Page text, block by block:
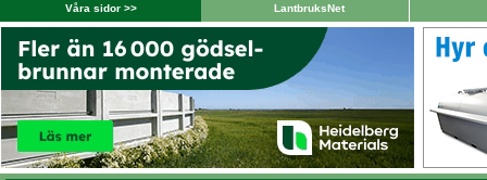
Våra sidor >> LantbruksNet